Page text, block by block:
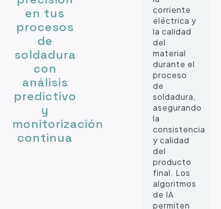
en tus
procesos
de
soldadura
con
análisis
predictivo
y
monitorización
continua
corriente
eléctrica y
la calidad
del
material
durante el
proceso
de
soldadura,
asegurando
la
consistencia
y calidad
del
producto
final. Los
algoritmos
de IA
permiten